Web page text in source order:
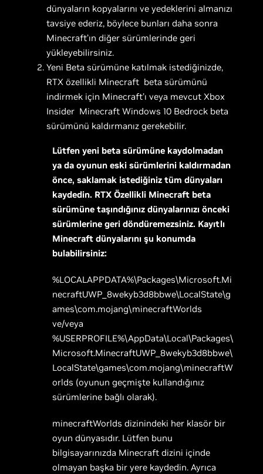
dünyaların kopyalarını ve yedeklerini almanızı
tavsiye ederiz, böylece bunları daha sonra
Minecraft’ın diğer sürümlerinde geri
yükleyebilirsiniz.
Yeni Beta sürümüne katılmak istediğinizde,
RTX özellikli Minecraft beta sürümünü
indirmek için Minecraft’ı veya mevcut Xbox
Insider Minecraft Windows 10 Bedrock beta
sürümünü kaldırmanız gerekebilir.
Lütfen yeni beta sürümüne kaydolmadan
ya da oyunun eski sürümlerini kaldırmadan
önce, saklamak istediğiniz tüm dünyaları
kaydedin. RTX Özellikli Minecraft beta
sürümüne taşındığınız dünyalarınızı önceki
sürümlerine geri döndüremezsiniz. Kayıtlı
Minecraft dünyalarını şu konumda
bulabilirsiniz:
%LOCALAPPDATA%\Packages\Microsoft.Mi
necraftUWP_8wekyb3d8bbwe\LocalState\g
ames\com.mojang\minecraftWorlds
ve/veya
%USERPROFILE%\AppData\Local\Packages\
Microsoft.MinecraftUWP_8wekyb3d8bbwe\
LocalState\games\com.mojang\minecraftW
orlds (oyunun geçmişte kullandığınız
sürümlerine bağlı olarak).
minecraftWorlds dizinindeki her klasör bir
oyun dünyasıdır. Lütfen bunu
bilgisayarınızda Minecraft dizini içinde
olmayan başka bir yere kaydedin. Ayrıca